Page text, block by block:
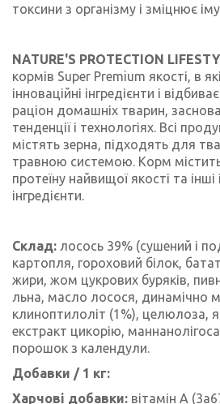
токсини з організму і зміцнює
NATURE'S PROTECTION
кормів Super Premium якості, в
інноваційні інгредієнти і
раціон домашніх тварин,
тенденції і технологіях. Всі
містять зерна, підходять для
травною системою. Корм
протеїну найвищої якості та інші
інгредієнти.
Склад: лосось 39% (сушений і
картопля, гороховий білок,
жири, жом цукрових буряків,
льнa, масло лосося, динамічно
клиноптилоліт (1%), целюлоза,
екстракт цикорію,
порошок з календули.
Добавки / 1 кг:
Харчові добавки: вітамін A